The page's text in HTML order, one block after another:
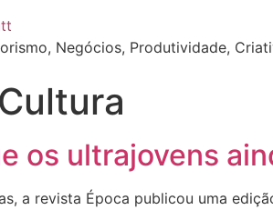
Negócios, Produtividade,
Cultura
os ultrajovens
a revista Época publicou uma